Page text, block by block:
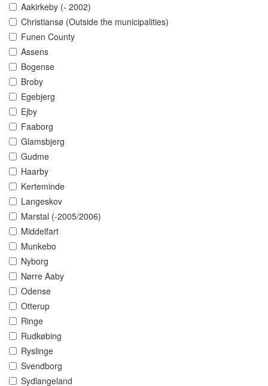
Aakirkeby (- 2002)
Christiansø (Outside the municipalities)
Funen County
Assens
Bogense
Broby
Egebjerg
Ejby
Faaborg
Glamsbjerg
Gudme
Haarby
Kerteminde
Langeskov
Marstal (-2005/2006)
Middelfart
Munkebo
Nyborg
Nørre Aaby
Odense
Otterup
Ringe
Rudkøbing
Ryslinge
Svendborg
Sydlangeland